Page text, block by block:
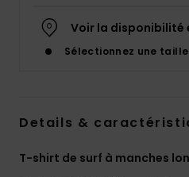
Voir la disponibilité
Sélectionnez une taille
Details &
T-shirt de surf à manches